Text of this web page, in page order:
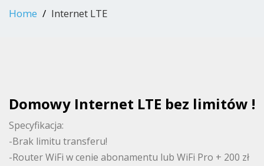
Home Internet LTE
Domowy Internet LTE bez limitów !
Specyfikacja:
-Brak limitu transferu!
-Router WiFi w cenie abonamentu lub WiFi Pro + 200 zł